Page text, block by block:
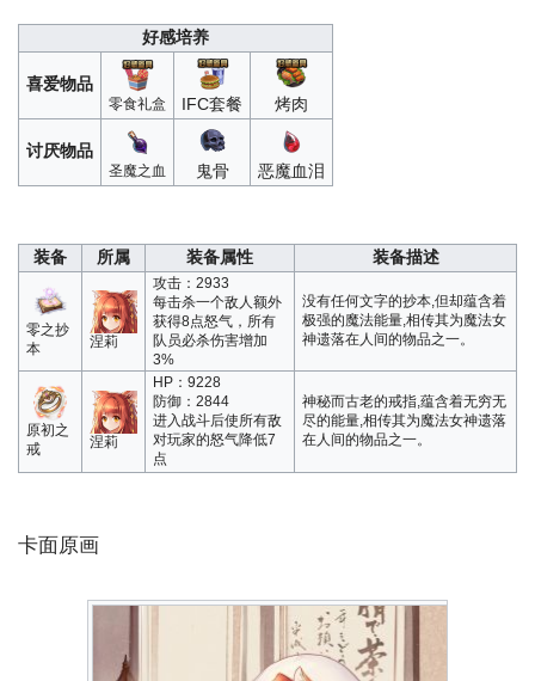
好感培养
喜爱物品
零食礼盒 IFC套餐 烤肉
讨厌物品
圣魔之血 鬼骨 恶魔血泪
装备 所属 装备属性 装备描述
零之抄
本
涅莉
攻击：2933
每击杀一个敌人额外
获得8点怒气，所有
队员必杀伤害增加
3%
没有任何文字的抄本,但却蕴含着
极强的魔法能量,相传其为魔法女
神遗落在人间的物品之一。
原初之
戒
涅莉
HP：9228
防御：2844
进入战斗后使所有敌
对玩家的怒气降低7
点
神秘而古老的戒指,蕴含着无穷无
尽的能量,相传其为魔法女神遗落
在人间的物品之一。
卡面原画